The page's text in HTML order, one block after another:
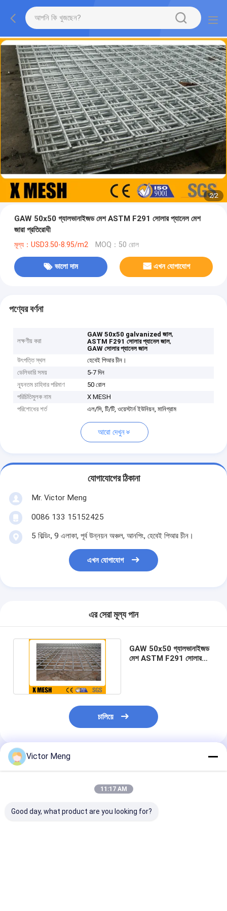
2/2
GAW 50x50 গ্যালভানাইজড মেশ ASTM F291 সোলার প্যানেল মেশ
জারা প্রতিরোধী
মূল্য：USD3.50-8.95/m2 MOQ：50 রোল
ভালো দাম এখন যোগাযোগ
পণ্যের বর্ণনা
লক্ষণীয় করা
GAW 50x50 galvanized জাল,
ASTM F291 সোলার প্যানেল জাল,
GAW সোলার প্যানেল জাল
উৎপত্তি স্থল
হেবেই পিআর চীন।
ডেলিভারি সময়
5-7 দিন
ন্যূনতম চাহিদার পরিমাণ
50 রোল
পরিচিতিমুলক নাম
X MESH
পরিশোধের শর্ত
এল/সি, টি/টি, ওয়েস্টার্ন ইউনিয়ন, মানিগ্রাম
আরো দেখুন
যোগাযোগের ঠিকানা
Mr. Victor Meng
0086 133 15152425
5 বিল্ডিং, 9 এলাকা, পূর্ব উন্নয়ন অঞ্চল, আনপিং, হেবেই পিআর চীন।
এখন যোগাযোগ
এর সেরা মূল্য পান
GAW 50x50 গ্যালভানাইজড
মেশ ASTM F291 সোলার
চালিয়ে
প্রস্তাবিত পণ্য
Victor Meng
11:17 AM
Good day, what product are you looking for?